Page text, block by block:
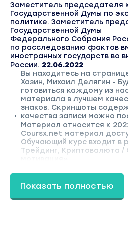
Заместитель председателя
Государственной Думы по
политике. Заместитель
Государственной Думы
Федерального Собрания
по расследованию фактов
иностранных государств во
России. 22.06.2022
Вы находитесь на
Хазин, Михаил Делягин -
готовиться каждому из
материала в лучшем
знаков. Скриншоты
качества записи можно
Материал относится к
Coursx.net материал
Обучающий курс входит в
Трейдинг, Криптовалюта /
Показать полностью